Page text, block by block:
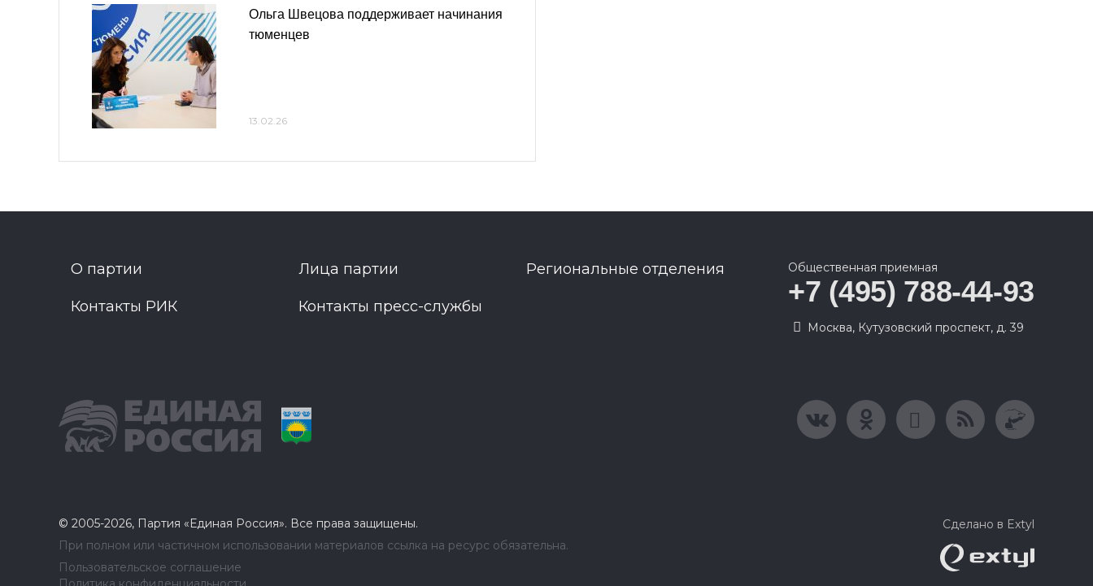
Ольга Швецова поддерживает начинания
тюменцев
13.02.26
О партии Лица партии Региональные отделения
Контакты РИК Контакты пресс-службы
Общественная приемная
+7 (495) 788-44-93
Москва, Кутузовский проспект, д. 39
© 2005-2026, Партия «Единая Россия». Все права защищены.
При полном или частичном использовании материалов ссылка на ресурс обязательна.
Пользовательское соглашение
Сделано в Extyl